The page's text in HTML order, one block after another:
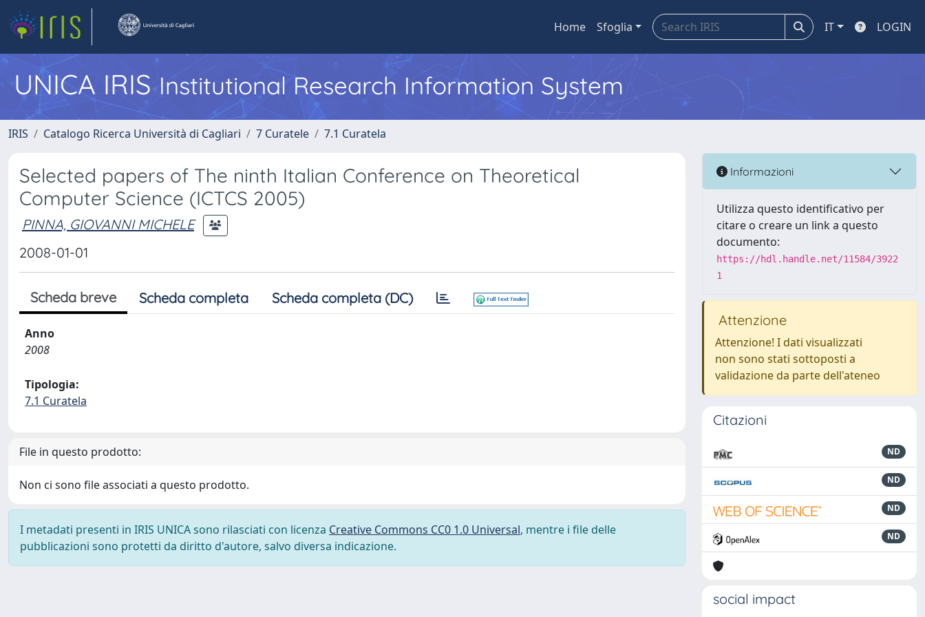
Home Sfoglia IT LOGIN
UNICA IRISInstitutional Research Information System
IRIS Catalogo Ricerca Università di Cagliari 7 Curatele 7.1 Curatela
Selected papers of The ninth Italian Conference on Theoretical
Computer Science (ICTCS 2005)
PINNA, GIOVANNI MICHELE
2008-01-01
Scheda breve Scheda completa Scheda completa (DC)
Anno
2008
Tipologia:
7.1 Curatela
File in questo prodotto:
Non ci sono file associati a questo prodotto.
I metadati presenti in IRIS UNICA sono rilasciati con licenza Creative Commons CC0 1.0 Universal, mentre i file delle
pubblicazioni sono protetti da diritto d'autore, salvo diversa indicazione.
Informazioni
Utilizza questo identificativo per
citare o creare un link a questo
documento:
https://hdl.handle.net/11584/3922
1
Attenzione
Attenzione! I dati visualizzati
non sono stati sottoposti a
validazione da parte dell'ateneo
Citazioni
ND
ND
ND
ND
social impact